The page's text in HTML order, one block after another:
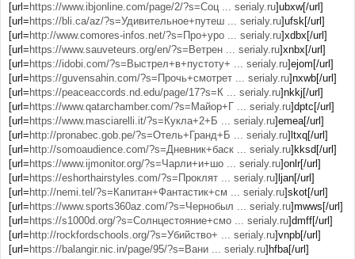
[url= https://www.ibjonline.com/page/2/?s=Соц ... serialy.ru]ubxw[/url]
[url= https://bli.ca/az/?s=Удивительное+путеш ... serialy.ru]ufsk[/url]
[url= http://www.comores-infos.net/?s=Про+уро ... serialy.ru]xdbx[/url]
[url= https://www.sauveteurs.org/en/?s=Ветрен ... serialy.ru]xnbx[/url]
[url= https://idobi.com/?s=Выстрел+в+пустоту+ ... serialy.ru]ejom[/url]
[url= https://guvensahin.com/?s=Прочь+смотрет ... serialy.ru]nxwb[/url]
[url= https://peaceaccords.nd.edu/page/17?s=К ... serialy.ru]nkkj[/url]
[url= https://www.qatarchamber.com/?s=Майор+Г ... serialy.ru]dptc[/url]
[url= https://www.masciarelli.it/?s=Кукла+2+Б ... serialy.ru]emea[/url]
[url= http://pronabec.gob.pe/?s=Отель+Гранд+Б ... serialy.ru]ltxq[/url]
[url= http://somoaudience.com/?s=Дневник+баск ... serialy.ru]kksd[/url]
[url= https://www.ijmonitor.org/?s=Чарли+и+шо ... serialy.ru]onlr[/url]
[url= https://eshorthairstyles.com/?s=Проклят ... serialy.ru]ljan[/url]
[url= http://nemi.tel/?s=Капитан+Фантастик+см ... serialy.ru]skot[/url]
[url= https://www.sports360az.com/?s=Чернобыл ... serialy.ru]mwws[/url]
[url= https://s1000d.org/?s=Солнцестояние+смо ... serialy.ru]dmff[/url]
[url= http://rockfordschools.org/?s=Убийство+ ... serialy.ru]vnpb[/url]
[url= https://balangir.nic.in/page/95/?s=Вани ... serialy.ru]hfba[/url]